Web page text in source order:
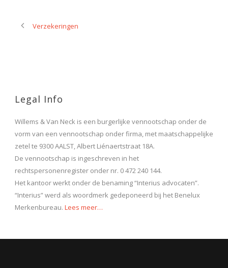
Verzekeringen
Legal Info
Willems & Van Neck is een burgerlijke vennootschap onder de
vorm van een vennootschap onder firma, met maatschappelijke
zetel te 9300 AALST, Albert Liénaertstraat 18A.
De vennootschap is ingeschreven in het
rechtspersonenregister onder nr. 0 472 240 144.
Het kantoor werkt onder de benaming “Interius advocaten”.
“Interius” werd als woordmerk gedeponeerd bij het Benelux
Merkenbureau. Lees meer…